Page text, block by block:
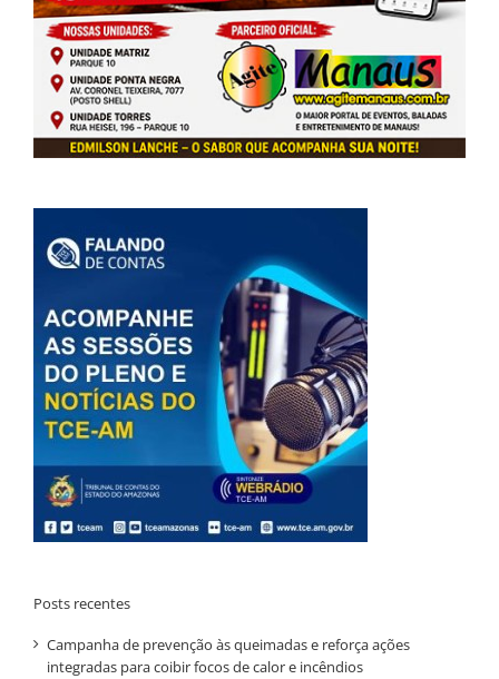
Posts recentes
Campanha de prevenção às queimadas e reforça ações
integradas para coibir focos de calor e incêndios